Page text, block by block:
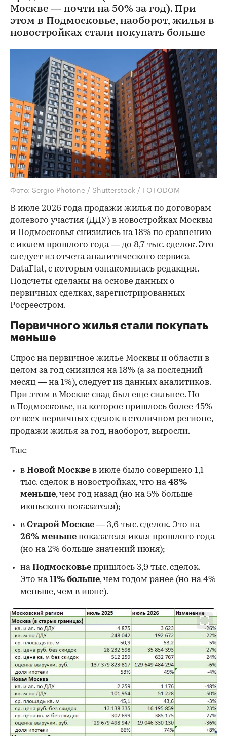
Москве — почти на 50% за год). При
этом в Подмосковье, наоборот, жилья в
новостройках стали покупать больше
Фото: Sergio Photone / Shutterstock / FOTODOM
В июле 2026 года продажи жилья по договорам
долевого участия (ДДУ) в новостройках Москвы
и Подмосковья снизились на 18% по сравнению
с июлем прошлого года — до 8,7 тыс. сделок. Это
следует из отчета аналитического сервиса
DataFlat, с которым ознакомилась редакция.
Подсчеты сделаны на основе данных о
первичных сделках, зарегистрированных
Росреестром.
Первичного жилья стали покупать
меньше
Спрос на первичное жилье Москвы и области в
целом за год снизился на 18% (а за последний
месяц — на 1%), следует из данных аналитиков.
При этом в Москве спад был еще сильнее. Но
в Подмосковье, на которое пришлось более 45%
от всех первичных сделок в столичном регионе,
продажи жилья за год, наоборот, выросли.
00:00 / 00:00
Так:
в Новой Москве в июле было совершено 1,1
тыс. сделок в новостройках, что на48%
меньше, чем год назад (но на 5% больше
июньского показателя);
в Старой Москве — 3,6 тыс. сделок. Это на
26% меньше показателя июля прошлого года
(но на 2% больше значений июня);
наПодмосковье пришлось 3,9 тыс. сделок.
Это на11% больше, чем годом ранее (но на 4%
меньше, чем в июне).